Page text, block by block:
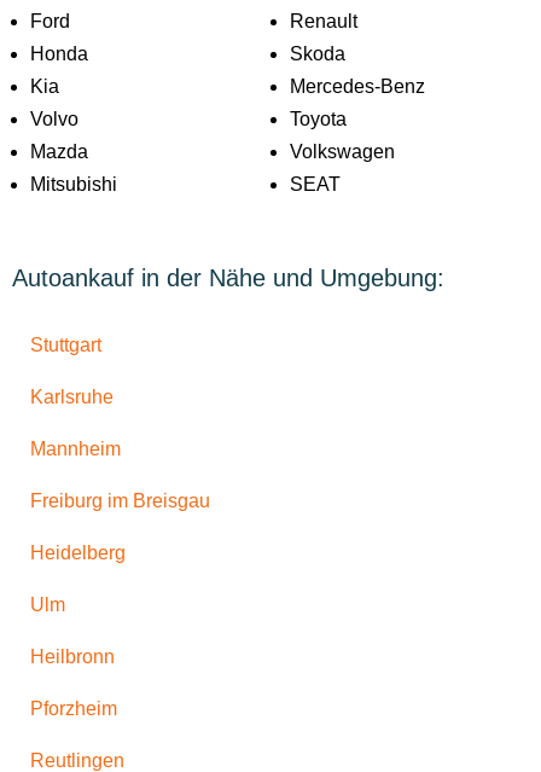
Ford
Honda
Kia
Volvo
Mazda
Mitsubishi
Renault
Skoda
Mercedes-Benz
Toyota
Volkswagen
SEAT
Autoankauf in der Nähe und Umgebung:
Stuttgart
Karlsruhe
Mannheim
Freiburg im Breisgau
Heidelberg
Ulm
Heilbronn
Pforzheim
Reutlingen